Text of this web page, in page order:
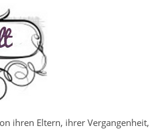
ihren Eltern, ihrer Vergangenheit,